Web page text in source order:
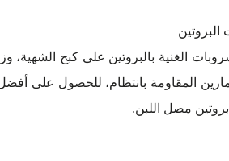
الغنية بالبروتين على كبح الشهية،
المقاومة بانتظام، للحصول على أفضل
بروتين مصل اللبن.